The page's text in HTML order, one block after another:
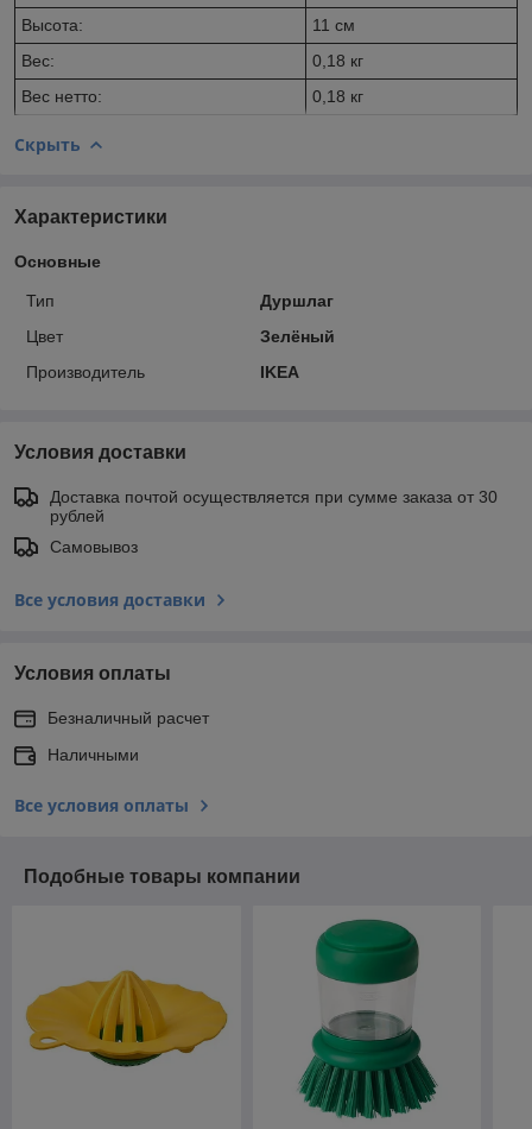
Высота:
11 см
Вес:
0,18 кг
Вес нетто:
0,18 кг
Скрыть
Характеристики
Основные
Тип
Дуршлаг
Цвет
Зелёный
Производитель
IKEA
Условия доставки
Доставка почтой осуществляется при сумме заказа от 30
рублей
Самовывоз
Все условия доставки
Условия оплаты
Безналичный расчет
Наличными
Все условия оплаты
Подобные товары компании